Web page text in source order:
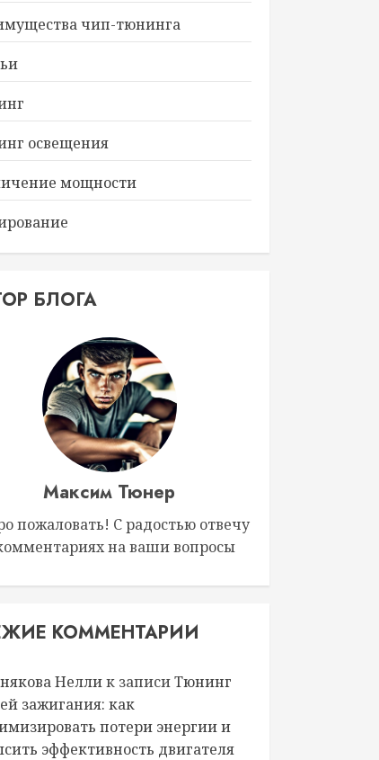
чип-тюнинга
освещения
мощности
БЛОГА
Максим Тюнер
пожаловать! С радостью отвечу
на ваши вопросы
КОММЕНТАРИИ
Неллик записиТюнинг
зажигания: как
потери энергии и
эффективность двигателя